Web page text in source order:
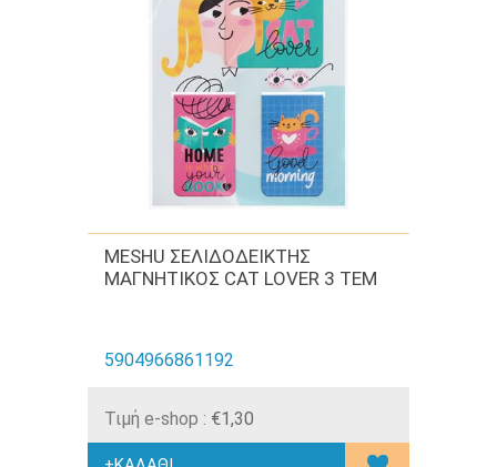
MESHU ΣΕΛΙΔΟΔΕΙΚΤΗΣ
ΜΑΓΝΗΤΙΚΟΣ CAT LOVER 3 TEM
5904966861192
Τιμή e-shop : €1,30